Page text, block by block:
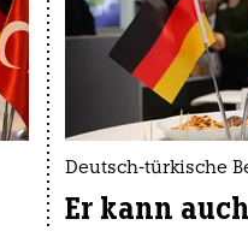
Deutsch-türkische
Er kann